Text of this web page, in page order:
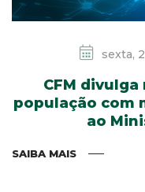
sexta,
CFM
população com
ao
SAIBA MAIS